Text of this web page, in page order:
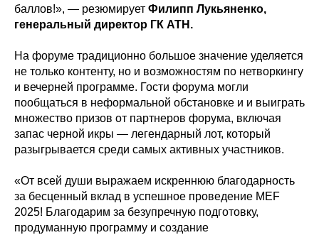
баллов!», — резюмирует Филипп Лукьяненко,
генеральный директор ГК АТН.
На форуме традиционно большое значение уделяется
не только контенту, но и возможностям по нетворкингу
и вечерней программе. Гости форума могли
пообщаться в неформальной обстановке и и выиграть
множество призов от партнеров форума, включая
запас черной икры — легендарный лот, который
разыгрывается среди самых активных участников.
«От всей души выражаем искреннюю благодарность
за бесценный вклад в успешное проведение MEF
2025! Благодарим за безупречную подготовку,
продуманную программу и создание